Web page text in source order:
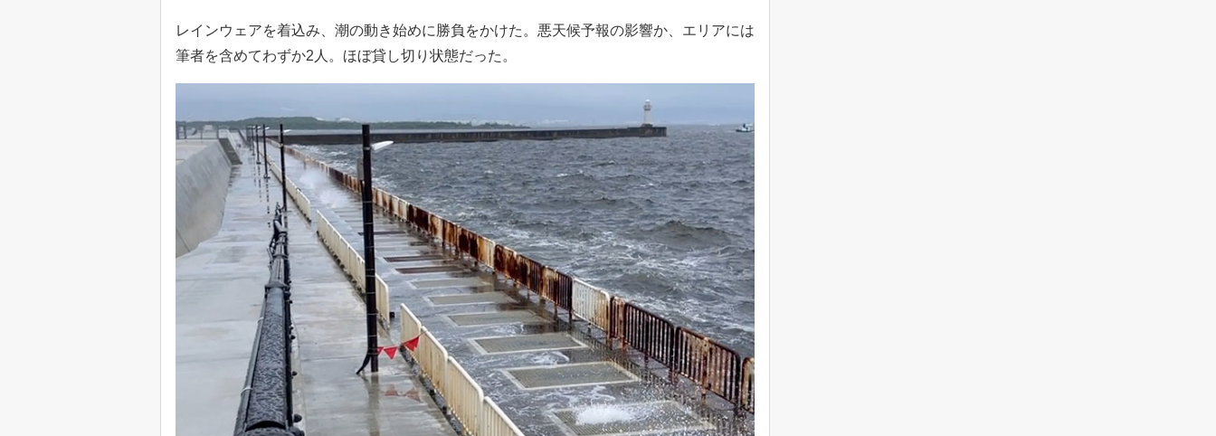
レインウェアを着込み、潮の動き始めに勝負をかけた。悪天候予報の影響か、エリアには
筆者を含めてわずか2人。ほぼ貸し切り状態だった。